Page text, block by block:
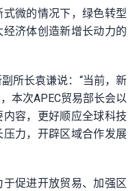
微的情况下，绿色转型
济体创造新增长动力的
所长袁谦说：“当前，新
本次APEC贸易部长会以
容，更好顺应全球科技
力，开辟区域合作发展
促进开放贸易、加强区